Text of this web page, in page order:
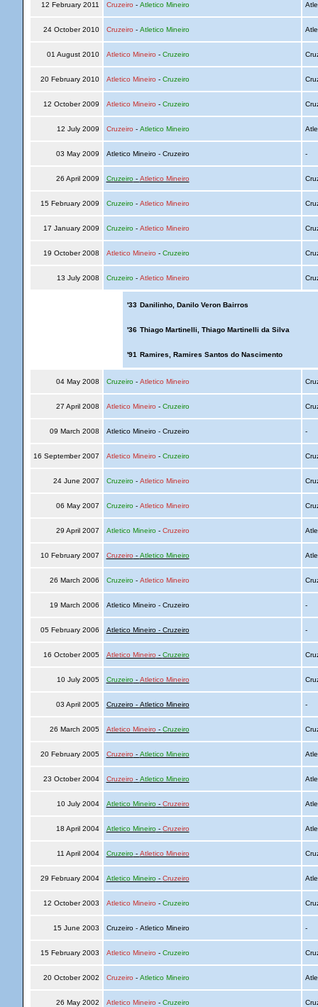
12 February 2011 Cruzeiro - Atletico Mineiro
24 October 2010 Cruzeiro - Atletico Mineiro
01 August 2010 Atletico Mineiro - Cruzeiro
20 February 2010 Atletico Mineiro - Cruzeiro
12 October 2009 Atletico Mineiro - Cruzeiro
12 July 2009 Cruzeiro - Atletico Mineiro
03 May 2009 Atletico Mineiro - Cruzeiro -
26 April 2009 Cruzeiro- Atletico Mineiro
15 February 2009 Cruzeiro- Atletico Mineiro
17 January 2009 Cruzeiro- Atletico Mineiro
19 October 2008 Atletico Mineiro - Cruzeiro
13 July 2008 Cruzeiro- Atletico Mineiro
'33 Danilinho, Danilo Veron Bairros
'36 Thiago Martinelli, Thiago Martinelli da Silva
'91 Ramires, Ramires Santos do Nascimento
04 May 2008 Cruzeiro- Atletico Mineiro
27 April 2008 Atletico Mineiro - Cruzeiro
09 March 2008 Atletico Mineiro - Cruzeiro -
16 September 2007 Atletico Mineiro - Cruzeiro
24 June 2007 Cruzeiro- Atletico Mineiro
06 May 2007 Cruzeiro- Atletico Mineiro
29 April 2007 Atletico Mineiro- Cruzeiro
10 February 2007 Cruzeiro - Atletico Mineiro
26 March 2006 Cruzeiro- Atletico Mineiro
19 March 2006 Atletico Mineiro - Cruzeiro -
05 February 2006 Atletico Mineiro - Cruzeiro -
16 October 2005 Atletico Mineiro - Cruzeiro
10 July 2005 Cruzeiro- Atletico Mineiro
03 April 2005 Cruzeiro - Atletico Mineiro -
26 March 2005 Atletico Mineiro - Cruzeiro
20 February 2005 Cruzeiro - Atletico Mineiro
23 October 2004 Cruzeiro - Atletico Mineiro
10 July 2004 Atletico Mineiro- Cruzeiro
18 April 2004 Atletico Mineiro- Cruzeiro
11 April 2004 Cruzeiro- Atletico Mineiro
29 February 2004 Atletico Mineiro- Cruzeiro
12 October 2003 Atletico Mineiro - Cruzeiro
15 June 2003 Cruzeiro - Atletico Mineiro -
15 February 2003 Atletico Mineiro - Cruzeiro
20 October 2002 Cruzeiro - Atletico Mineiro
26 May 2002 Atletico Mineiro - Cruzeiro